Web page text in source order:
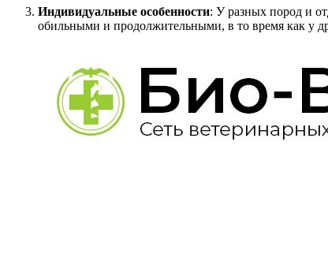
Индивидуальные особенности: У разных пород и
обильными и продолжительными, в то время как у